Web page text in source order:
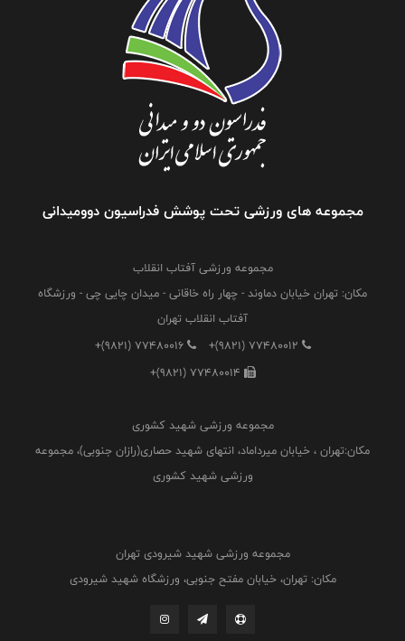
مجموعه های ورزشی تحت پوشش فدراسیون دوومیدانی
مجموعه ورزشی آفتاب انقلاب
مکان: تهران خیابان دماوند - چهار راه خاقانی - میدان چایی چی - ورزشگاه
آفتاب انقلاب تهران
+(9821) 77480012
+(9821) 77480016
+(9821) 77480014
مجموعه ورزشی شهید کشوری
مکان:تهران ، خیابان میرداماد، انتهای شهید حصاری(رازان جنوبی)، مجموعه
ورزشی شهید کشوری
مجموعه ورزشی شهید شیرودی تهران
مکان: تهران، خیابان مفتح جنوبی، ورزشگاه شهید شیرودی